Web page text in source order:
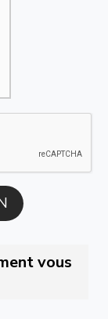
vous